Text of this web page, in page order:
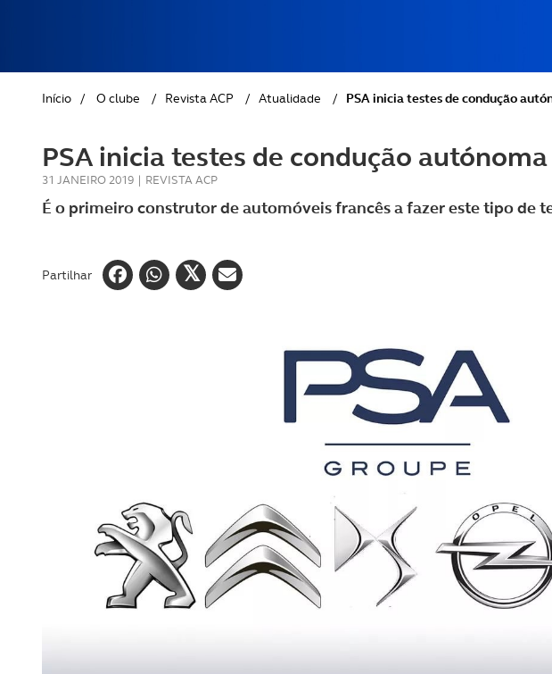
GOLFE
AUTOCARAVANISMO
Início / O clube / Revista ACP / Atualidade / PSA inicia testes de condução
PSA inicia testes de condução
31 JANEIRO 2019 | REVISTA ACP
É o primeiro construtor de automóveis francês a fazer este tipo de
Partilhar